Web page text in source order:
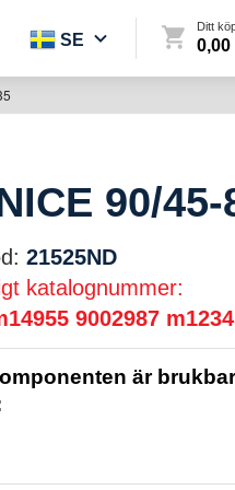
SE
Ditt
0,00
90/
21525ND
katalognummer:
9002987
är